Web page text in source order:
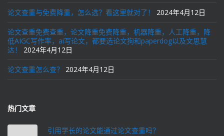
论文查重与免费降重，怎么选？看这里就对了！ 2024年4月12日
论文查重免费查重，论文降重免费降重，机器降重，人工降重，降
低AIGC写作率，ai写论文，都要选论文狗和paperdog以及文思慧
达！
2024年4月12日
论文查重怎么查？ 2024年4月12日
热门文章
引用学长的论文能通过论文查重吗？